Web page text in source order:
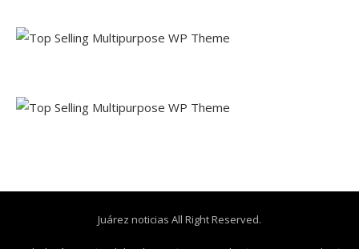
Juárez noticias All Right Reserved.